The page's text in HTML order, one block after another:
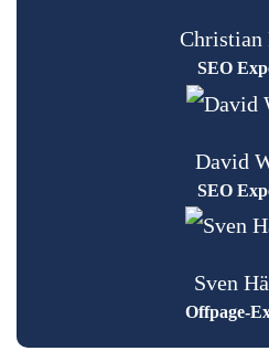
Christian
SEO
David
SEO
Sven
Offpage-